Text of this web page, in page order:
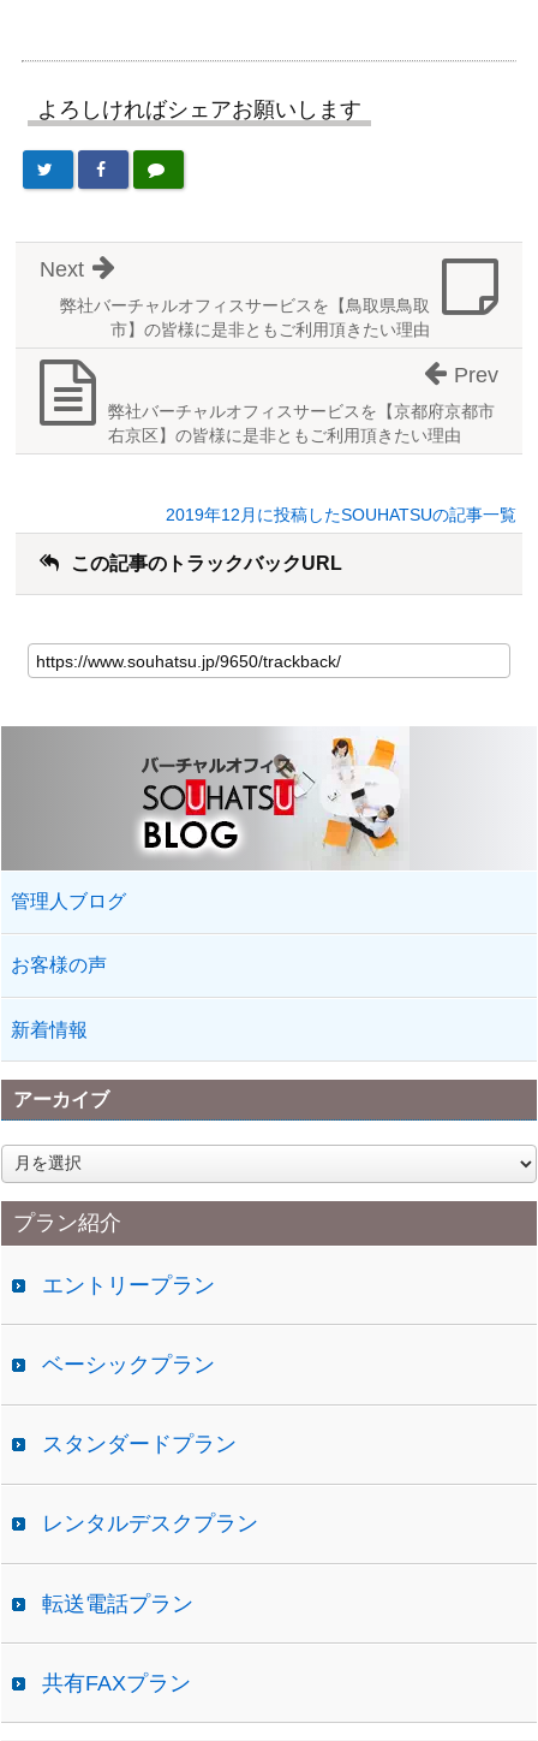
よろしければシェアお願いします
弊社バーチャルオフィスサービスを【鳥取県鳥取
市】の皆様に是非ともご利用頂きたい理由
Next
弊社バーチャルオフィスサービスを【京都府京都市
右京区】の皆様に是非ともご利用頂きたい理由
Prev
2019年12月に投稿したSOUHATSUの記事一覧
この記事のトラックバックURL
管理人ブログ
お客様の声
新着情報
アーカイブ
ア
ー
カ
イプラン紹介
エントリープラン
ベーシックプラン
スタンダードプラン
レンタルデスクプラン
転送電話プラン
共有FAXプラン